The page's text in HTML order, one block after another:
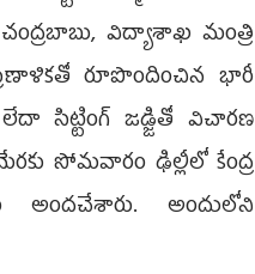
విద్యాశాఖ మంత్రి
రూపొందించిన భారీ
సిట్టింగ్‌ జడ్జితో విచారణ
సోమవారం ఢిల్లీలో కేంద్ర
అందచేశారు. అందులోని